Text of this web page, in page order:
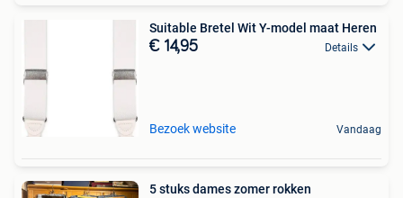
Suitable Bretel Wit Y-model maat Heren
€ 14,95 Details
Bezoek website Vandaag
5 stuks dames zomer rokken